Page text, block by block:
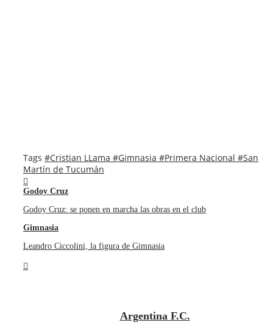
Tags #Cristian LLama #Gimnasia #Primera Nacional #San
Martín de Tucumán
Godoy Cruz
Godoy Cruz: se ponen en marcha las obras en el club
Gimnasia
Leandro Ciccolini, la figura de Gimnasia
Argentina F.C.